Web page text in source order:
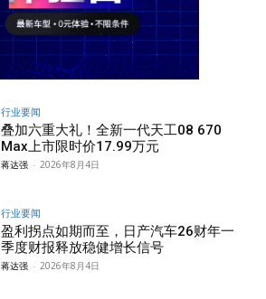
行业要闻
叠加六重大礼！全新一代天工08 670
Max上市限时价17.99万元
蒋达强 - 2026年8月4日
行业要闻
盈利拐点如期而至，日产汽车26财年一
季度财报释放稳健增长信号
蒋达强 - 2026年8月4日